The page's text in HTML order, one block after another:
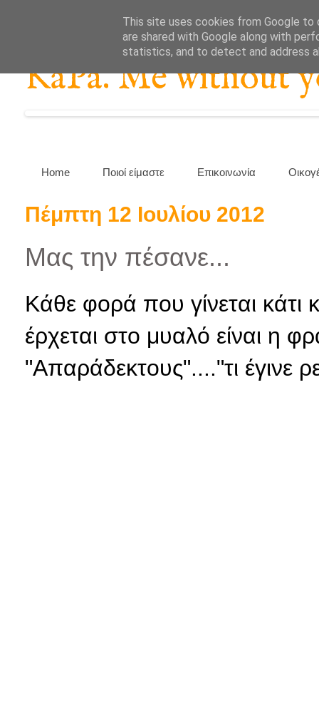
KaPa. Me without
Home Ποιοί είμαστε Επικοινωνία
Πέμπτη 12 Ιουλίου 2012
Μας την πέσανε...
Κάθε φορά που γίνεται
έρχεται στο μυαλό είναι η
"Απαράδεκτους"...."τι έγινε
This site uses cookies from Google to
are shared with Google along with
statistics, and to detect and address